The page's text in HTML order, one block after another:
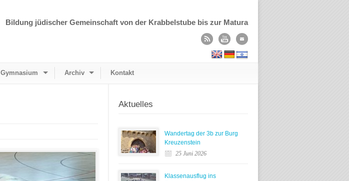
Bildung jüdischer Gemeinschaft von der Krabbelstube bis zur Matura
Gymnasium Archiv Kontakt
Aktuelles
Wandertag der 3b zur Burg
Kreuzenstein
25 Juni 2026
Klassenausflug ins